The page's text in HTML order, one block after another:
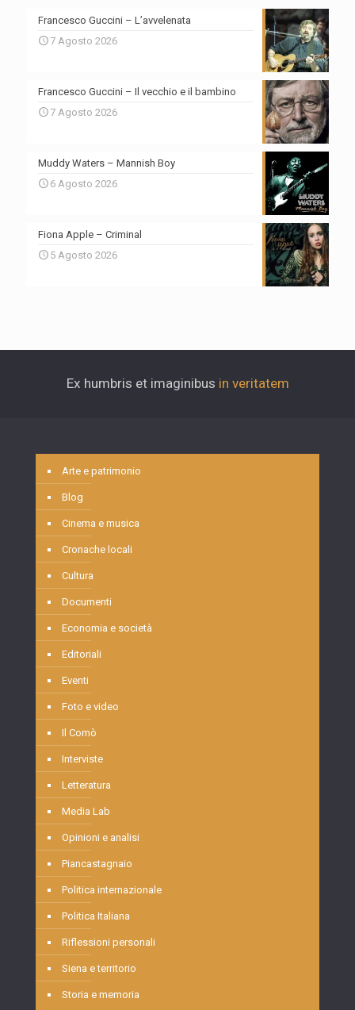
Francesco Guccini – L’avvelenata
7 Agosto 2026
Francesco Guccini – Il vecchio e il bambino
7 Agosto 2026
Muddy Waters – Mannish Boy
6 Agosto 2026
Fiona Apple – Criminal
5 Agosto 2026
Ex humbris et imaginibus in veritatem
Arte e patrimonio
Blog
Cinema e musica
Cronache locali
Cultura
Documenti
Economia e società
Editoriali
Eventi
Foto e video
Il Comò
Interviste
Letteratura
Media Lab
Opinioni e analisi
Piancastagnaio
Politica internazionale
Politica Italiana
Riflessioni personali
Siena e territorio
Storia e memoria